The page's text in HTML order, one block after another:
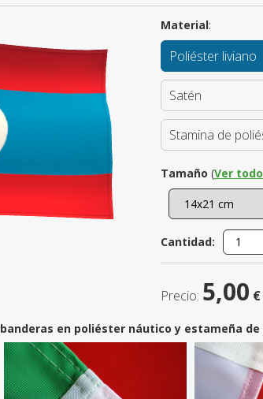
Material:
Poliéster liviano
Satén
Stamina de
Tamaño (Ver
Cantidad:
Precio: 5,00 €
en poliéster náutico y estameña